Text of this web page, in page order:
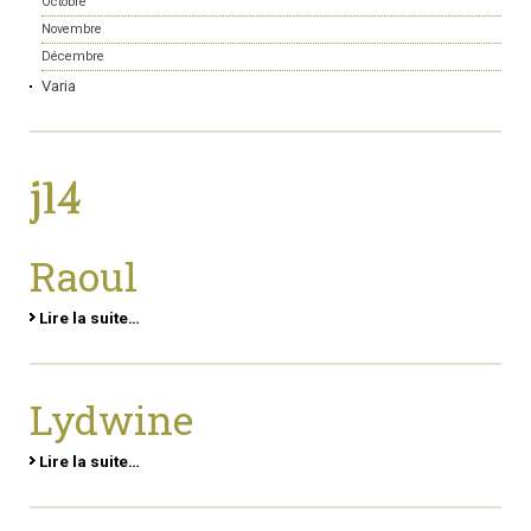
Novembre
Décembre
Varia
j14
Raoul
Lire la suite…
Lydwine
Lire la suite…